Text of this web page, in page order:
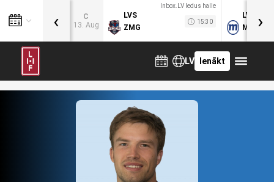
C
13. Aug
Inbox.LV ledus halle
LVS
ZMG
15:30
LVB
MOG
‹ ›
LV Ienākt